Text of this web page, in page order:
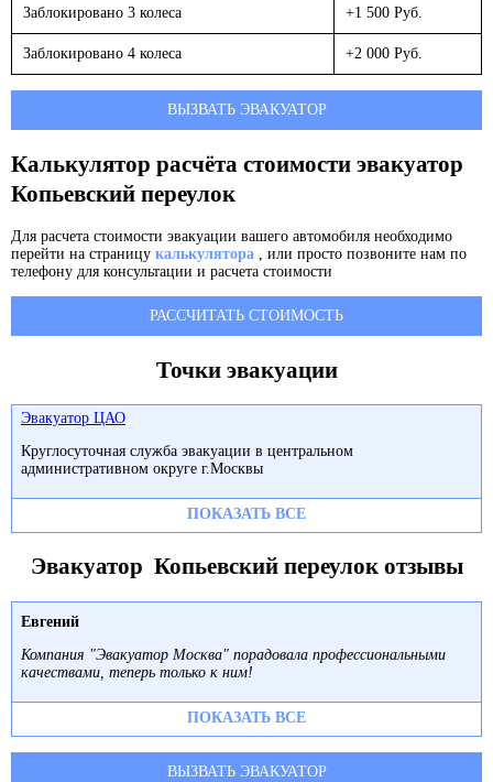
Заблокировано 3 колеса +1 500 Руб.
Заблокировано 4 колеса +2 000 Руб.
ВЫЗВАТЬ ЭВАКУАТОР
Калькулятор расчёта стоимости эвакуатор
Копьевский переулок
Для расчета стоимости эвакуации вашего автомобиля необходимо
перейти на страницу калькулятора , или просто позвоните нам по
телефону для консультации и расчета стоимости
РАССЧИТАТЬ СТОИМОСТЬ
Точки эвакуации
Эвакуатор ЦАО
Круглосуточная служба эвакуации в центральном
административном округе г.Москвы
ПОКАЗАТЬ ВСЕ
Эвакуатор Копьевский переулок отзывы
Евгений
Компания "Эвакуатор Москва" порадовала профессиональными
качествами, теперь только к ним!
ПОКАЗАТЬ ВСЕ
ВЫЗВАТЬ ЭВАКУАТОР